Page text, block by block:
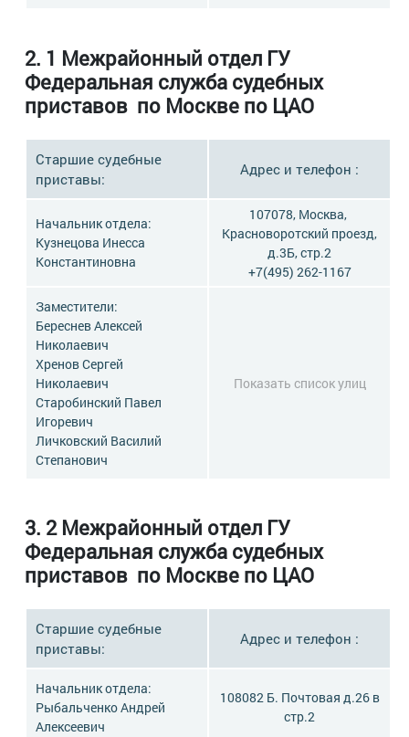
2. 1 Межрайонный отдел ГУ
Федеральная служба судебных
приставов по Москве по ЦАО
Старшие судебные
приставы:
Адрес и телефон :
Начальник отдела:
Кузнецова Инесса
Константиновна
107078, Москва,
Красноворотский проезд,
д.3Б, стр.2
+7(495) 262-1167
Заместители:
Береснев Алексей
Николаевич
Хренов Сергей
Николаевич
Старобинский Павел
Игоревич
Личковский Василий
Степанович
Показать список улиц
3. 2 Межрайонный отдел ГУ
Федеральная служба судебных
приставов по Москве по ЦАО
Старшие судебные
приставы:
Адрес и телефон :
Начальник отдела:
Рыбальченко Андрей
Алексеевич
108082 Б. Почтовая д.26 в
стр.2